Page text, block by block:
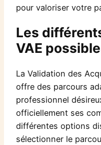
pour valoriser votre
Les
VAE
La Validation des
offre des parcours
professionnel
officiellement ses
différentes options
sélectionner le